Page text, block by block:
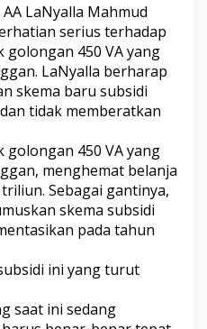
AA LaNyalla Mahmud
serius terhadap
450 VA yang
LaNyalla berharap
skema baru subsidi
tidak memberatkan
450 VA yang
menghemat belanja
Sebagai gantinya,
skema subsidi
pada tahun
ini yang turut
saat ini sedang